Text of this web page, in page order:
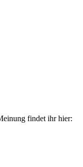
findet ihr hier: